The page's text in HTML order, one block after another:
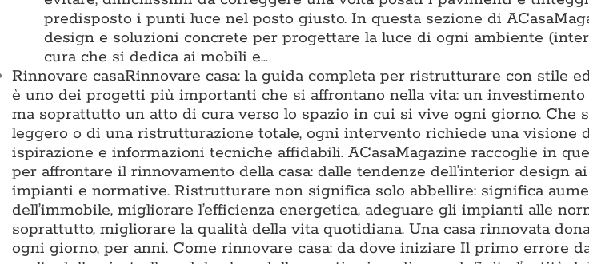
predisposto i punti luce nel posto giusto. In questa sezione di
design e soluzioni concrete per progettare la luce di ogni ambiente
cura che si dedica ai mobili e…
Rinnovare casaRinnovare casa: la guida completa per ristrutturare con stile
è uno dei progetti più importanti che si affrontano nella vita: un
ma soprattutto un atto di cura verso lo spazio in cui si vive ogni giorno.
leggero o di una ristrutturazione totale, ogni intervento richiede una visione
ispirazione e informazioni tecniche affidabili. ACasaMagazine raccoglie in
per affrontare il rinnovamento della casa: dalle tendenze dell’interior design
impianti e normative. Ristrutturare non significa solo abbellire: significa
dell’immobile, migliorare l’efficienza energetica, adeguare gli impianti alle
soprattutto, migliorare la qualità della vita quotidiana. Una casa rinnovata
ogni giorno, per anni. Come rinnovare casa: da dove iniziare Il primo errore